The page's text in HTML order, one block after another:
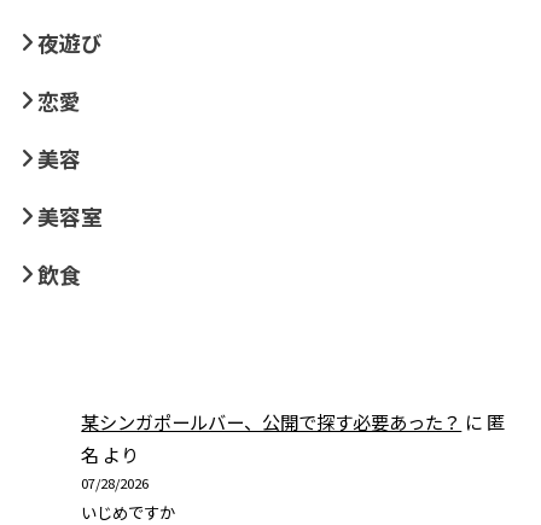
夜遊び
恋愛
美容
美容室
飲食
某シンガポールバー、公開で探す必要あった？ に 匿
名 より
07/28/2026
いじめですか